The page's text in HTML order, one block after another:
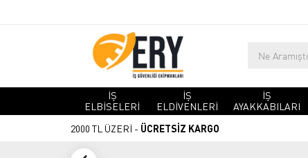
İŞ
ELBİSELERİ
İŞ
ELDİVENLERİ
İŞ
AYAKKABILARI
2000 TL ÜZERİ - ÜCRETSİZ KARGO